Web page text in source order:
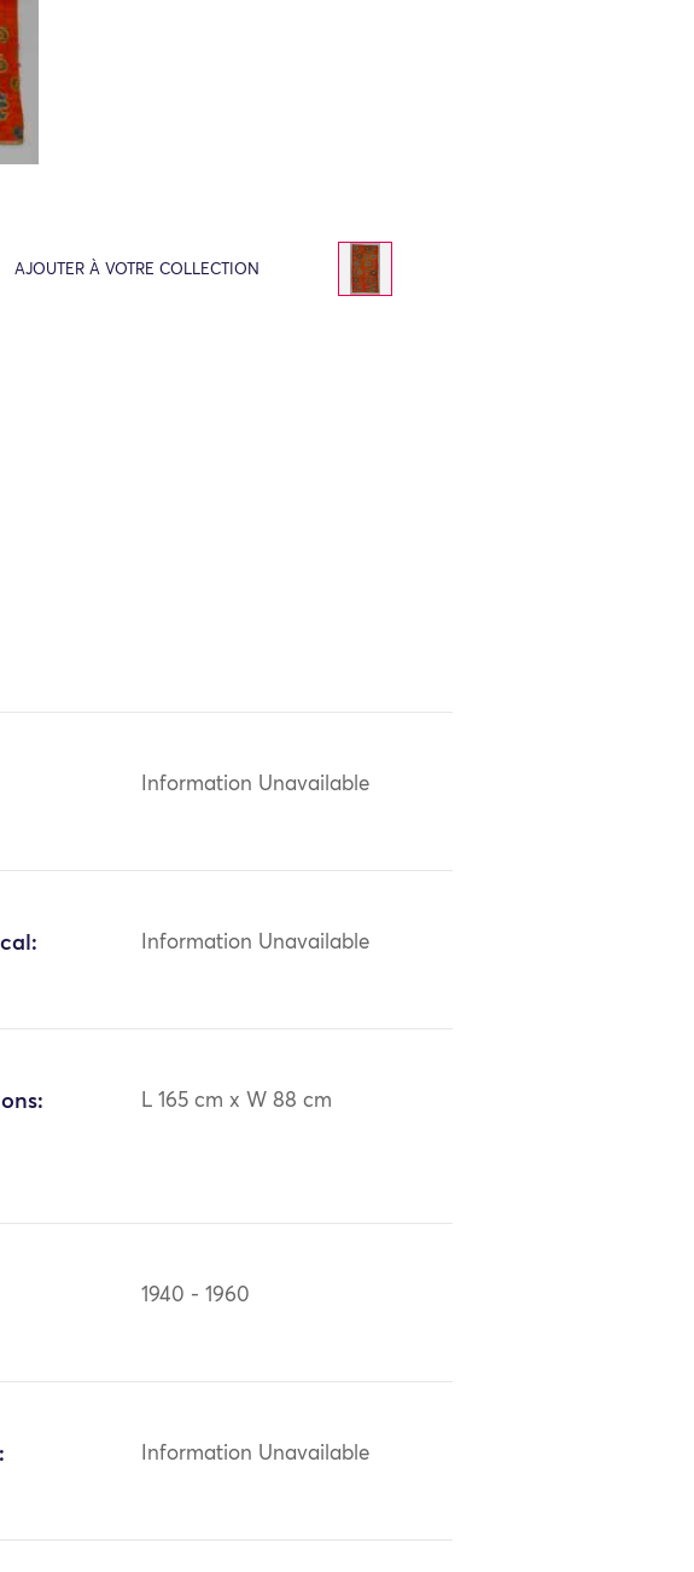
AJOUTER À VOTRE COLLECTION
Information Unavailable
Information Unavailable
L 165 cm x W 88 cm
1940 - 1960
Information Unavailable